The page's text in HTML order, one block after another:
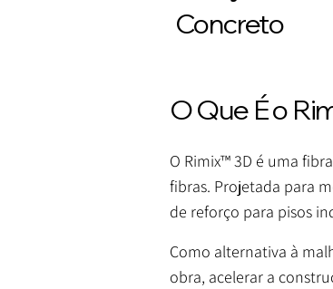
Concreto
O Que É o
O Rimix™ 3D é uma
fibras. Projetada para
de reforço para pisos
Como alternativa à
obra, acelerar a